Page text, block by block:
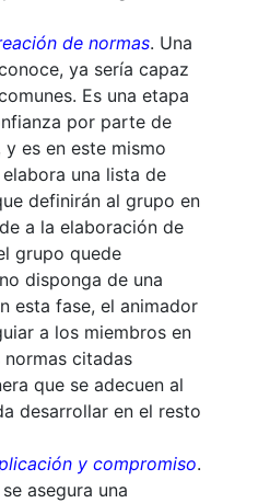
de normas. Una
ya sería capaz
Es una etapa
por parte de
es en este mismo
una lista de
definirán al grupo en
a la elaboración de
grupo quede
disponga de una
esta fase, el animador
a los miembros en
citadas
que se adecuen al
desarrollar en el resto
y compromiso.
asegura una